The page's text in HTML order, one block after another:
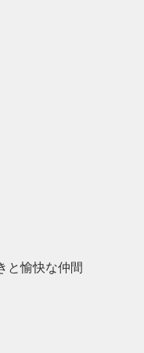
と愉快な仲間